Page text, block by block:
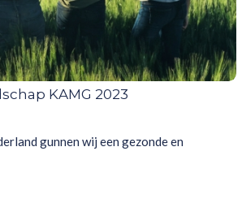
KAMG 2023
gunnen wij een gezonde en